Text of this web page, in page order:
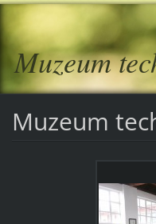
Muzeum
Muzeum